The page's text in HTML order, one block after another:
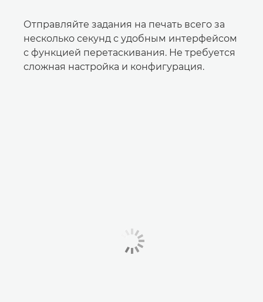
Отправляйте задания на печать всего за
несколько секунд с удобным интерфейсом
с функцией перетаскивания. Не требуется
сложная настройка и конфигурация.